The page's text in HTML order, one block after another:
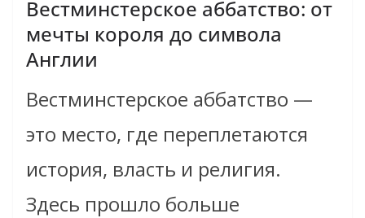
Вестминстерское аббатство: от
мечты короля до символа
Англии
Вестминстерское аббатство —
это место, где переплетаются
история, власть и религия.
Здесь прошло больше